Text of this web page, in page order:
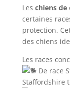
Les chiens de
certaines
protection.
des chiens
Les races
De race
Staffordshire